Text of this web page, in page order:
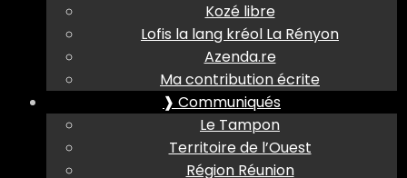
Kozé libre
Lofis la lang kréol La Rényon
Azenda.re
Ma contribution écrite
❱ Communiqués
Le Tampon
Territoire de l’Ouest
Région Réunion